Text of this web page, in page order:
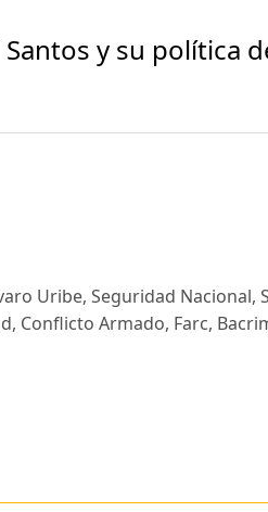
y su política
Uribe, Seguridad Nacional,
Conflicto Armado, Farc,